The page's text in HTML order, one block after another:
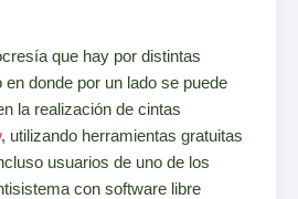
que hay por distintas
donde por un lado se puede
la realización de cintas
, utilizando herramientas gratuitas
usuarios de uno de los
con software libre